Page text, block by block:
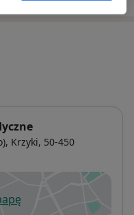
Krzyki, 50-450
się w nowej karcie